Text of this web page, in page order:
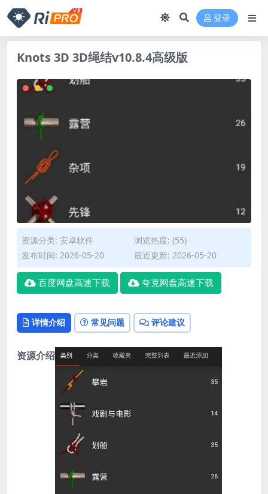
登录
Knots 3D 3D绳结v10.8.4高级版
资源分类: 安卓软件
浏览热度: (55)
发布时间: 2026-05-20
最近更新: 2026-05-20
百度网盘高速下载 夸克网盘高速下载
详情介绍 常见问题 评论建议
资源介绍